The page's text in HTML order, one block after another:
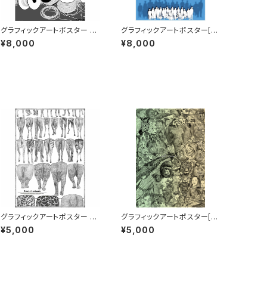
グラフィックアートポスター [L
INK] B1サイズ
¥8,000
グラフィックアートポスター[U
niversal Design] B1サイズ
¥8,000
グラフィックアートポスター [G
rave of animals] B2サイズ
¥5,000
グラフィックアートポスター[E
arth’s Diverse Life] B2サ
イズ
¥5,000